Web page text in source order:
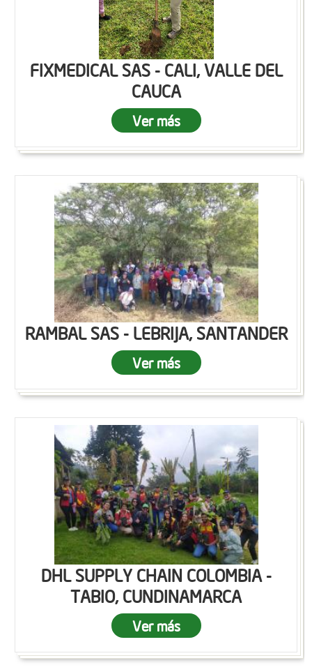
FIXMEDICAL SAS - CALI, VALLE DEL
CAUCA
Ver más
RAMBAL SAS - LEBRIJA, SANTANDER
Ver más
DHL SUPPLY CHAIN COLOMBIA -
TABIO, CUNDINAMARCA
Ver más